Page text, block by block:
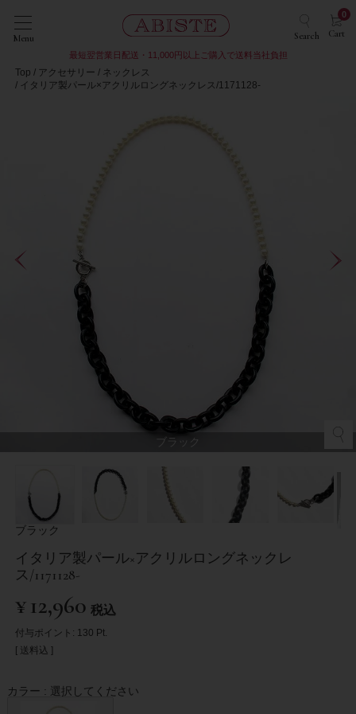
Menu Search Cart
0
最短翌営業日配送・11,000円以上ご購入で送料当社負担
Top アクセサリー
ネックレス
イタリア製パール×アクリルロングネックレス/1171128-
ブラック
ブラック
イタリア製パール×アクリルロングネックレ
ス/1171128-
¥12,960 税込
付与ポイント: 130 Pt.
送料込
カラー 選択してください